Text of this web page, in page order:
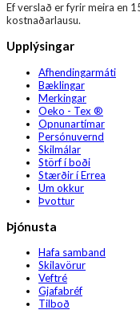
Ef verslað er fyrir meira en
kostnaðarlausu.
Upplýsingar
Afhendingarmáti
Bæklingar
Merkingar
Oeko - Tex ®
Opnunartímar
Persónuvernd
Skilmálar
Störf í boði
Stærðir í Errea
Um okkur
Þvottur
Þjónusta
Hafa samband
Skilavörur
Veftré
Gjafabréf
Tilboð